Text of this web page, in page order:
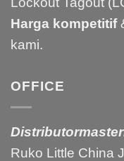
Harga kompetitif
kami.
OFFICE
Ruko Little China